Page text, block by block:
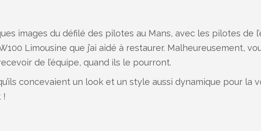
images du défilé des pilotes au Mans, avec les pilotes de
Limousine que j’ai aidé à restaurer. Malheureusement,
de l’équipe, quand ils le pourront.
concevaient un look et un style aussi dynamique pour la
!